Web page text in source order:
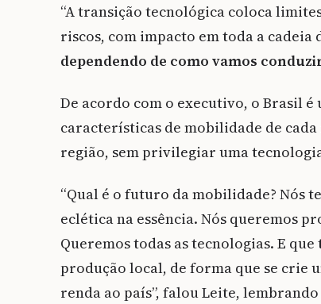
“A transição tecnológica coloca
riscos, com impacto em toda a cadeia
dependendo de como vamos
De acordo com o executivo, o Brasil
características de mobilidade de cada
região, sem privilegiar uma
“Qual é o futuro da mobilidade? Nós
eclética na essência. Nós queremos
Queremos todas as tecnologias. E
produção local, de forma que se crie
renda ao país”, falou Leite,